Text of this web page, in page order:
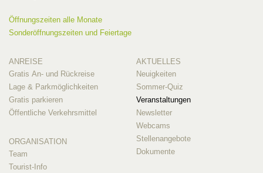
Öffnungszeiten alle Monate
Sonderöffnungszeiten und Feiertage
ANREISE
Gratis An- und Rückreise
Lage & Parkmöglichkeiten
Gratis parkieren
Öffentliche Verkehrsmittel
ORGANISATION
Team
Tourist-Info
AKTUELLES
Neuigkeiten
Sommer-Quiz
Veranstaltungen
Newsletter
Webcams
Stellenangebote
Dokumente